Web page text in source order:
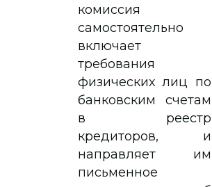
комиссия
самостоятельно
включает
требования
физических лиц по
банковским счетам
в реестр
кредиторов, и
направляет им
письменное